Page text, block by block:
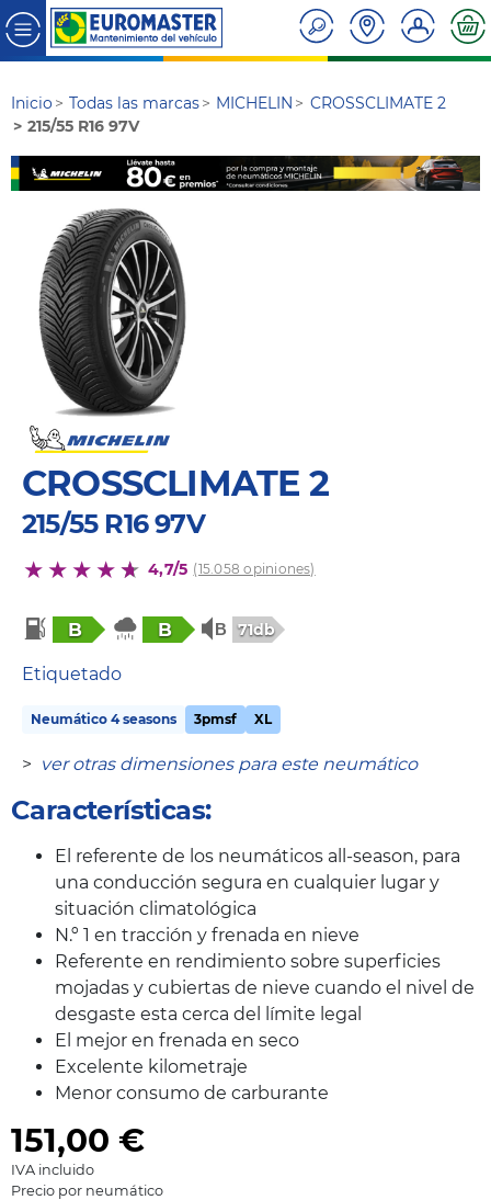
Inicio Todas las marcas MICHELIN
CROSSCLIMATE 2
215/55 R16 97V
CROSSCLIMATE 2
215/55 R16 97V
4,7/5 (15.058 opiniones)
B B 71db
Etiquetado
Neumático 4 seasons 3pmsf XL
> ver otras dimensiones para este neumático
Características:
El referente de los neumáticos all-season, para
una conducción segura en cualquier lugar y
situación climatológica
N.º 1 en tracción y frenada en nieve
Referente en rendimiento sobre superficies
mojadas y cubiertas de nieve cuando el nivel de
desgaste esta cerca del límite legal
El mejor en frenada en seco
Excelente kilometraje
Menor consumo de carburante
151,00 €
IVA incluido
Precio por neumático